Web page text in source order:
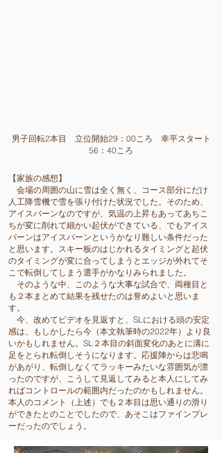
男子回転2本目 立位開始29：00ころ 幸平スタート
56：40ころ
【家族の感想】
会場の周囲の山に雪は全く無く、コース部分にだけ
人工降雪機で雪を張り付けた状況でした。そのため、
アイスバーンなのですが、気温の上昇もあってあちこ
ちが変に削れて細かい起伏ができている、でもアイス
バーンはアイスバーンというかなり難しい条件だった
と思います。スキー板のはじかれるタイミングと起伏
のタイミングが変に合ってしまうとエッジが外れてそ
こで転倒してしまう選手がかなりみられました。
そのような中、このような大事な試合で、両種目と
も２本まとめて結果を残せたのは誉めよいと思いま
す。
今、改めてビデオを見返すと、SLにおける頭の安定
感は、もしかしたら今（本文執筆時の2022年）より良
いかもしれません。SL２本目の斜面変化のあとに溝に
足をとられ転倒しそうになります。応援陣からは悲鳴
があがり、転倒しなくてラッキーみたいな雰囲気が漂
ったのですが、こうして見返してみると本人にしてみ
ればコントロールの範囲内だったのかもしれません。
本人のコメント（上述）でも２本目は思い通りの滑り
ができたとのことでしたので、あそこはファインプレ
ーだったのでしょう。